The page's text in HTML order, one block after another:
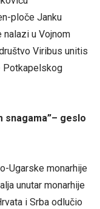
ploče Janku
u Vojnom
Viribus unitis
Potkapelskog
snagama”– geslo
Ugarske monarhije
unutar monarhije
i Srba odlučio